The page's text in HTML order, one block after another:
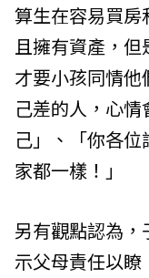
算生在容易買房
且擁有資產，
才要小孩同情
己差的人，心
己」、「你各
家都一樣！」
另有觀點認為
示父母責任以瞭